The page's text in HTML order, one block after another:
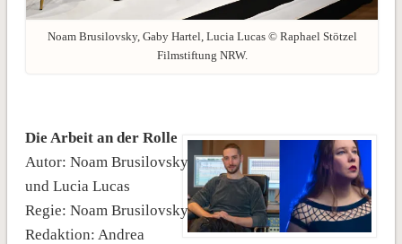
Noam Brusilovsky, Gaby Hartel, Lucia Lucas © Raphael Stötzel
Filmstiftung NRW.
Die Arbeit an der Rolle
Autor: Noam Brusilovsky
und Lucia Lucas
Regie: Noam Brusilovsky
Redaktion: Andrea